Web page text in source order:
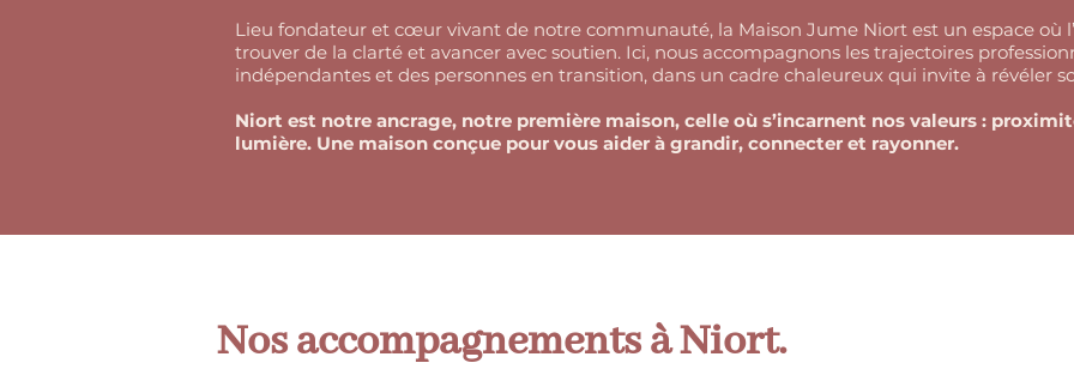
Lieu fondateur et cœur vivant de notre communauté, la Maison Jume Niort est un espace où
trouver de la clarté et avancer avec soutien. Ici, nous accompagnons les trajectoires
indépendantes et des personnes en transition, dans un cadre chaleureux qui invite à révéler
Niort est notre ancrage, notre première maison, celle où s’incarnent nos valeurs :
lumière. Une maison conçue pour vous aider à grandir, connecter et rayonner.
Nos accompagnements à Niort.